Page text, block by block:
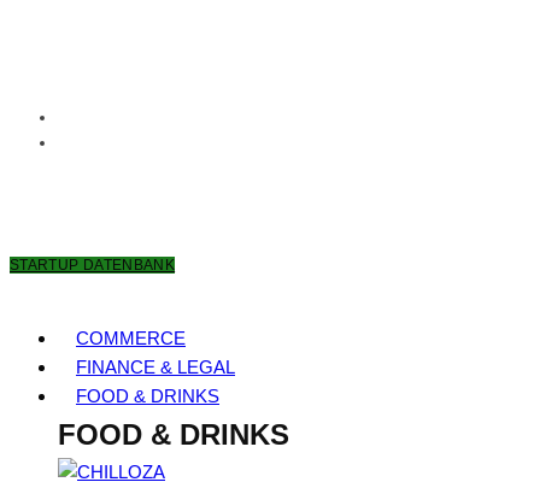
STARTUP DATENBANK
COMMERCE
FINANCE & LEGAL
FOOD & DRINKS
FOOD & DRINKS